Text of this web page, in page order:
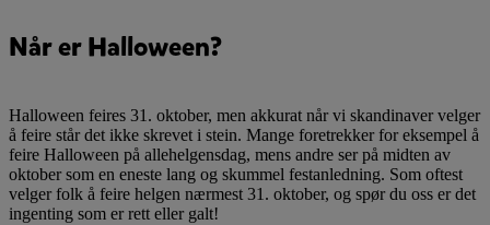
Når er Halloween?
Halloween feires 31. oktober, men akkurat når vi skandinaver velger
å feire står det ikke skrevet i stein. Mange foretrekker for eksempel å
feire Halloween på allehelgensdag, mens andre ser på midten av
oktober som en eneste lang og skummel festanledning. Som oftest
velger folk å feire helgen nærmest 31. oktober, og spør du oss er det
ingenting som er rett eller galt!